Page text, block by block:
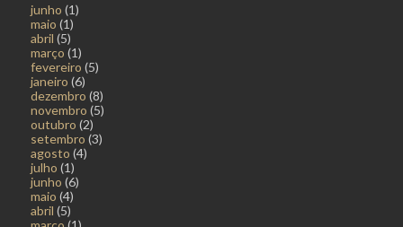
junho (1)
maio (1)
abril (5)
março (1)
fevereiro (5)
janeiro (6)
dezembro (8)
novembro (5)
outubro (2)
setembro (3)
agosto (4)
julho (1)
junho (6)
maio (4)
abril (5)